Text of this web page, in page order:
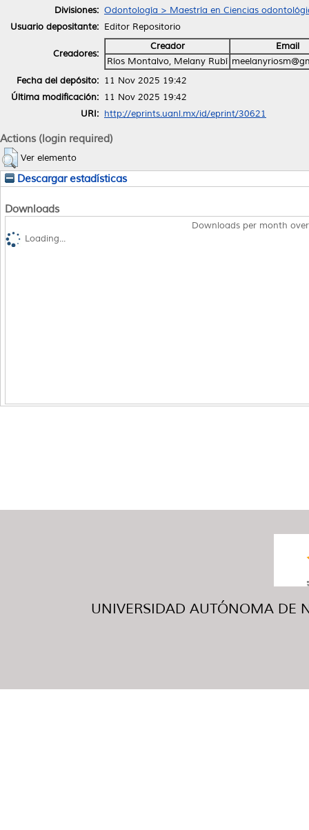
Divisiones: Odontología > Maestría en Ciencias
Usuario depositante: Editor Repositorio
Creadores:
Creador
Email
Ríos Montalvo, Melany Rubí
Fecha del depósito: 11 Nov 2025 19:42
Última modificación: 11 Nov 2025 19:42
URI: http://eprints.uanl.mx/id/eprint/30621
Actions (login required)
Ver elemento
Descargar estadísticas
Downloads
Downloads per month
Loading...
UNIVERSIDAD AUTÓNOMA DE